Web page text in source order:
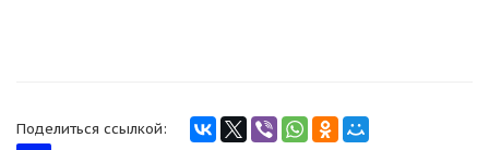
Поделиться ссылкой: